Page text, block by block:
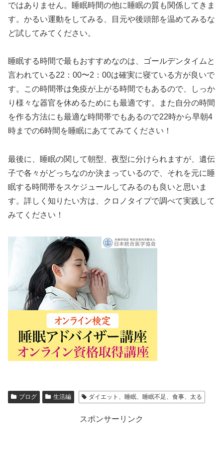
ではありません。睡眠時間の他に睡眠の質も関係してきま
す。かるい運動をしてみる、目元や後頭部を温めてみるな
ど試してみてください。
睡眠する時間で最もおすすめなのは、ゴールデンタイムと
言われている22：00〜2：00は確実に寝ている方が良いで
す。この時間帯は免疫が上がる時間でもあるので、しっか
り様々な器官を休めるためにも最適です。また自分の時間
を作る方法にも最適な時間帯でもあるので22時から早朝4
時までの6時間を睡眠にあててみてください！
最後に、睡眠の関して朝型、夜型に分けられますが、遺伝
子で各々がどっちなのか決まっているので、それを元に睡
眠する時間帯をスケジュールしてみるのも良いと思いま
す。詳しく知りたい方は、クロノタイプで調べて実践して
みてください！
ブログ 生活編 ダイエット、睡眠、睡眠不足、食事、太る
スポンサーリンク